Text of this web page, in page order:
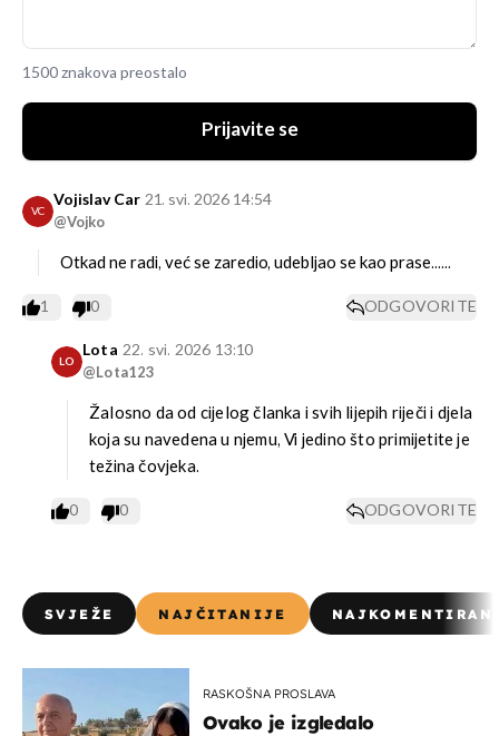
1500 znakova preostalo
Prijavite se
VC
Vojislav Car
@Vojko
21. svi. 2026 14:54
Otkad ne radi, već se zaredio, udebljao se kao prase......
1 0 ODGOVORITE
LO
Lota
@Lota123
22. svi. 2026 13:10
Žalosno da od cijelog članka i svih lijepih riječi i djela
koja su navedena u njemu, Vi jedino što primijetite je
težina čovjeka.
0 0 ODGOVORITE
SVJEŽE NAJČITANIJE
RASKOŠNA PROSLAVA
Ovako je izgledalo